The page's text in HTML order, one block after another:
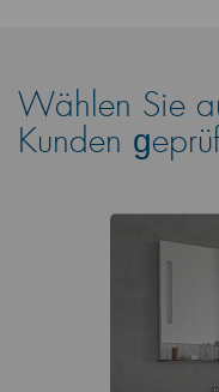
Wählen Sie
Kunden